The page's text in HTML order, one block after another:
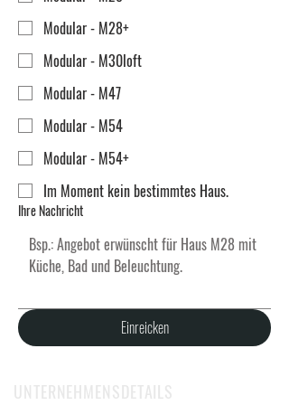
Modular - M28+
Modular - M30loft
Modular - M47
Modular - M54
Modular - M54+
Im Moment kein bestimmtes Haus.
Ihre Nachricht
Einreicken